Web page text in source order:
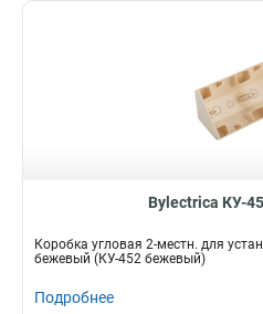
Bylectrica КУ-
Коробка угловая 2-местн. для
бежевый (КУ-452 бежевый)
Подробнее